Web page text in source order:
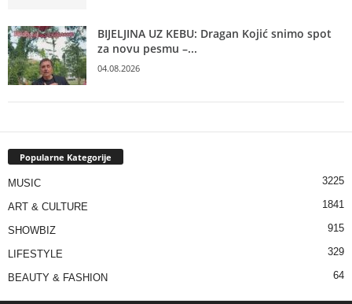
BIJELJINA UZ KEBU: Dragan Kojić snimo spot
za novu pesmu –...
04.08.2026
Popularne Kategorije
MUSIC 3225
ART & CULTURE 1841
SHOWBIZ 915
LIFESTYLE 329
BEAUTY & FASHION 64